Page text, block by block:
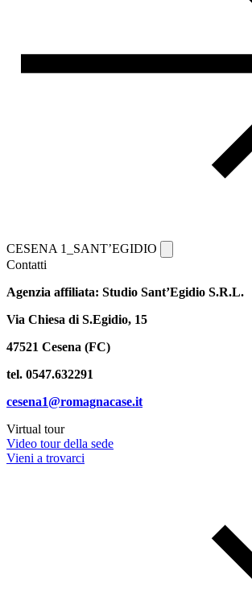
CESENA 1_SANT’EGIDIO
Contatti
Agenzia affiliata: Studio Sant’Egidio S.R.L.
Via Chiesa di S.Egidio, 15
47521 Cesena (FC)
tel. 0547.632291
cesena1@romagnacase.it
Virtual tour
Video tour della sede
Vieni a trovarci